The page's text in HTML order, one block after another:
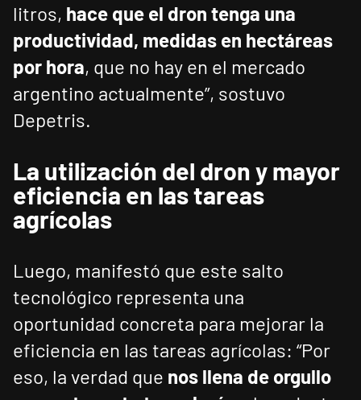
litros, hace que el dron tenga una
productividad, medidas en hectáreas
por hora, que no hay en el mercado
argentino actualmente”, sostuvo
Depetris.
La utilización del dron y mayor
eficiencia en las tareas
agrícolas
Luego, manifestó que este salto
tecnológico representa una
oportunidad concreta para mejorar la
eficiencia en las tareas agrícolas: “Por
eso, la verdad que nos llena de orgullo